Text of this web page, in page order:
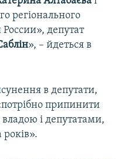
регіонального
России», депутат
», – йдеться в
в депутати,
припинити
і депутатами,